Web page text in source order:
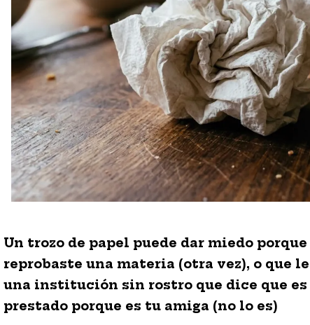
Un trozo de papel puede dar miedo
reprobaste una materia (otra vez), o que
una institución sin rostro que dice que
prestado porque es tu amiga (no lo es)